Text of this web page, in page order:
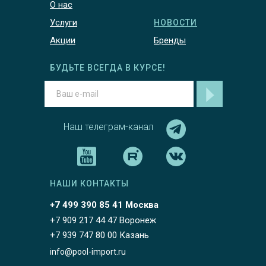
О нас
Услуги
Акции
НОВОСТИ
Бренды
Наш телеграм-канал
БУДЬТЕ ВСЕГДА В КУРСЕ!
+7 499 390 85 41 Москва
НАШИ КОНТАКТЫ
+7 909 217 44 47 Воронеж
+7 939 747 80 00 Казань
info@pool-import.ru